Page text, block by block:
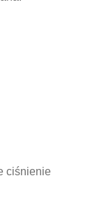
ciśnienie